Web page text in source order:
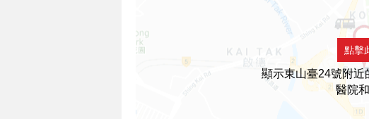
點擊
顯示東山臺24號附近
醫院